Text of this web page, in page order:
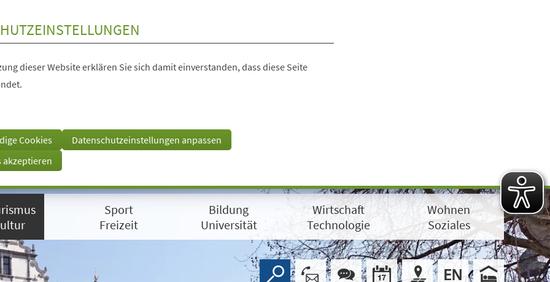
dieser Website erklären Sie sich damit einverstanden, dass diese Seite
Cookies
Datenschutzeinstellungen anpassen
akzeptieren
Sport
Freizeit
Bildung
Universität
Wirtschaft
Technologie
Wohnen
Soziales